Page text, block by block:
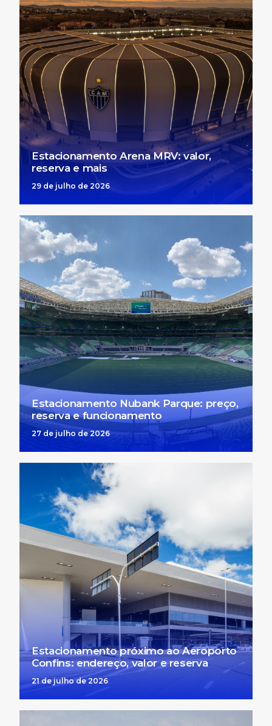
Estacionamento Arena MRV: valor,
reserva e mais
29 de julho de 2026
Estacionamento Nubank Parque: preço,
reserva e funcionamento
27 de julho de 2026
Estacionamento próximo ao Aeroporto
Confins: endereço, valor e reserva
21 de julho de 2026